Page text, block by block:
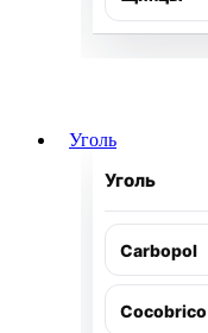
Уголь
Уголь
Carbopol
Cocobrico